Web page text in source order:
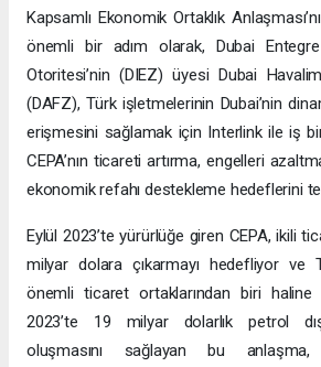
Kapsamlı Ekonomik Ortaklık
önemli bir adım olarak, Dubai
Otoritesi’nin (DIEZ) üyesi Dubai
(DAFZ), Türk işletmelerinin Dubai’nin
erişmesini sağlamak için Interlink ile iş
CEPA’nın ticareti artırma, engelleri
ekonomik refahı destekleme hedeflerini
Eylül 2023’te yürürlüğe giren CEPA, ikili
milyar dolara çıkarmayı hedefliyor ve
önemli ticaret ortaklarından biri haline
2023’te 19 milyar dolarlık petrol
oluşmasını sağlayan bu anlaşma,